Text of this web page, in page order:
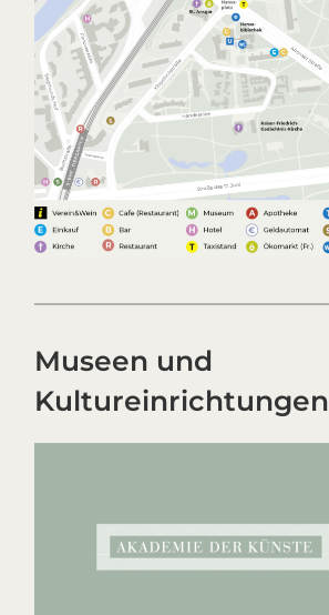
Museen und
Kultureinrichtungen